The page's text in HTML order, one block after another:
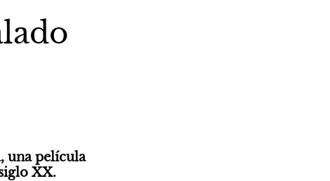
una película
XX.